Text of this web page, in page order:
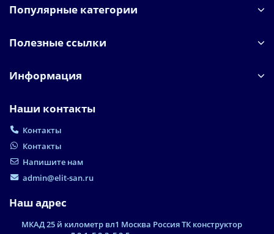
Популярные категории
Полезные ссылки
Информация
Наши контакты
Контакты
Контакты
Напишите нам
admin@elit-san.ru
Наш адрес
МКАД 25 й километр вл1 Москва Россия ТК конструктор